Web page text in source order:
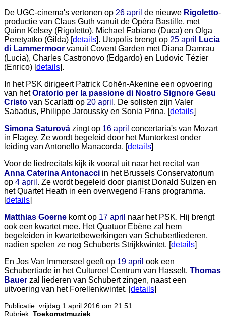
De UGC-cinema's vertonen op 26 april de nieuwe Rigoletto-
productie van Claus Guth vanuit de Opéra Bastille, met
Quinn Kelsey (Rigoletto), Michael Fabiano (Duca) en Olga
Peretyatko (Gilda) [details]. Utopolis brengt op 25 april
Lucia
di Lammermoor vanuit Covent Garden met Diana Damrau
(Lucia), Charles Castronovo (Edgardo) en Ludovic Tézier
(Enrico) [details].
In het PSK dirigeert Patrick Cohën-Akenine een opvoering
van hetOratorio per la passione di Nostro Signore Gesu
Cristo van Scarlatti op 20 april . De solisten zijn Valer
Sabadus, Philippe Jaroussky en Sonia Prina. [details]
Simona Saturová zingt op 16 april concertaria's van Mozart
in Flagey. Ze wordt begeleid door het Muntorkest onder
leiding van Antonello Manacorda. [details]
Voor de liedrecitals kijk ik vooral uit naar het recital van
Anna Caterina Antonacci in het Brussels Conservatorium
op 4 april . Ze wordt begeleid door pianist Donald Sulzen en
het Quartet Heath in een overwegend Frans programma.
[details]
Matthias Goerne komt op 17 april naar het PSK. Hij brengt
ook een kwartet mee. Het Quatuor Ebène zal hem
begeleiden in kwartetbewerkingen van Schubertliederen,
nadien spelen ze nog Schuberts Strijkkwintet. [details]
En Jos Van Immerseel geeft op 19 april ook een
Schubertiade in het Cultureel Centrum van Hasselt. Thomas
Bauer zal liederen van Schubert zingen, naast een
uitvoering van het Forellenkwintet. [details]
Publicatie: vrijdag 1 april 2016 om 21:51
Rubriek: Toekomstmuziek